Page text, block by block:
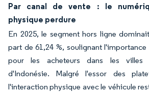
Par canal de vente : le
physique perdure
En 2025, le segment hors ligne
part de 61,24 %, soulignant
pour les acheteurs dans les villes
d'Indonésie. Malgré l'essor des
l'interaction physique avec le véhicule